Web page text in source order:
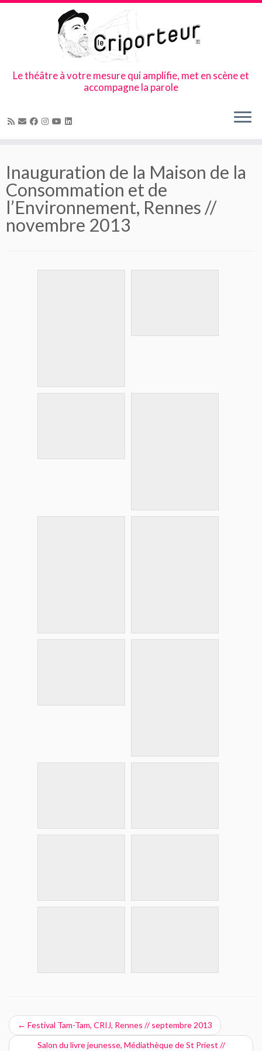
content
Le théâtre à votre mesure qui amplifie, met en scène et
accompagne la parole
Inauguration de la Maison de la
Consommation et de
l’Environnement, Rennes //
novembre 2013
← Festival Tam-Tam, CRIJ, Rennes // septembre 2013
Salon du livre jeunesse, Médiathèque de St Priest //